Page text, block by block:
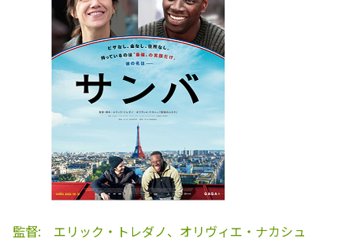
監督: エリック・トレダノ、オリヴィエ・ナカシュ